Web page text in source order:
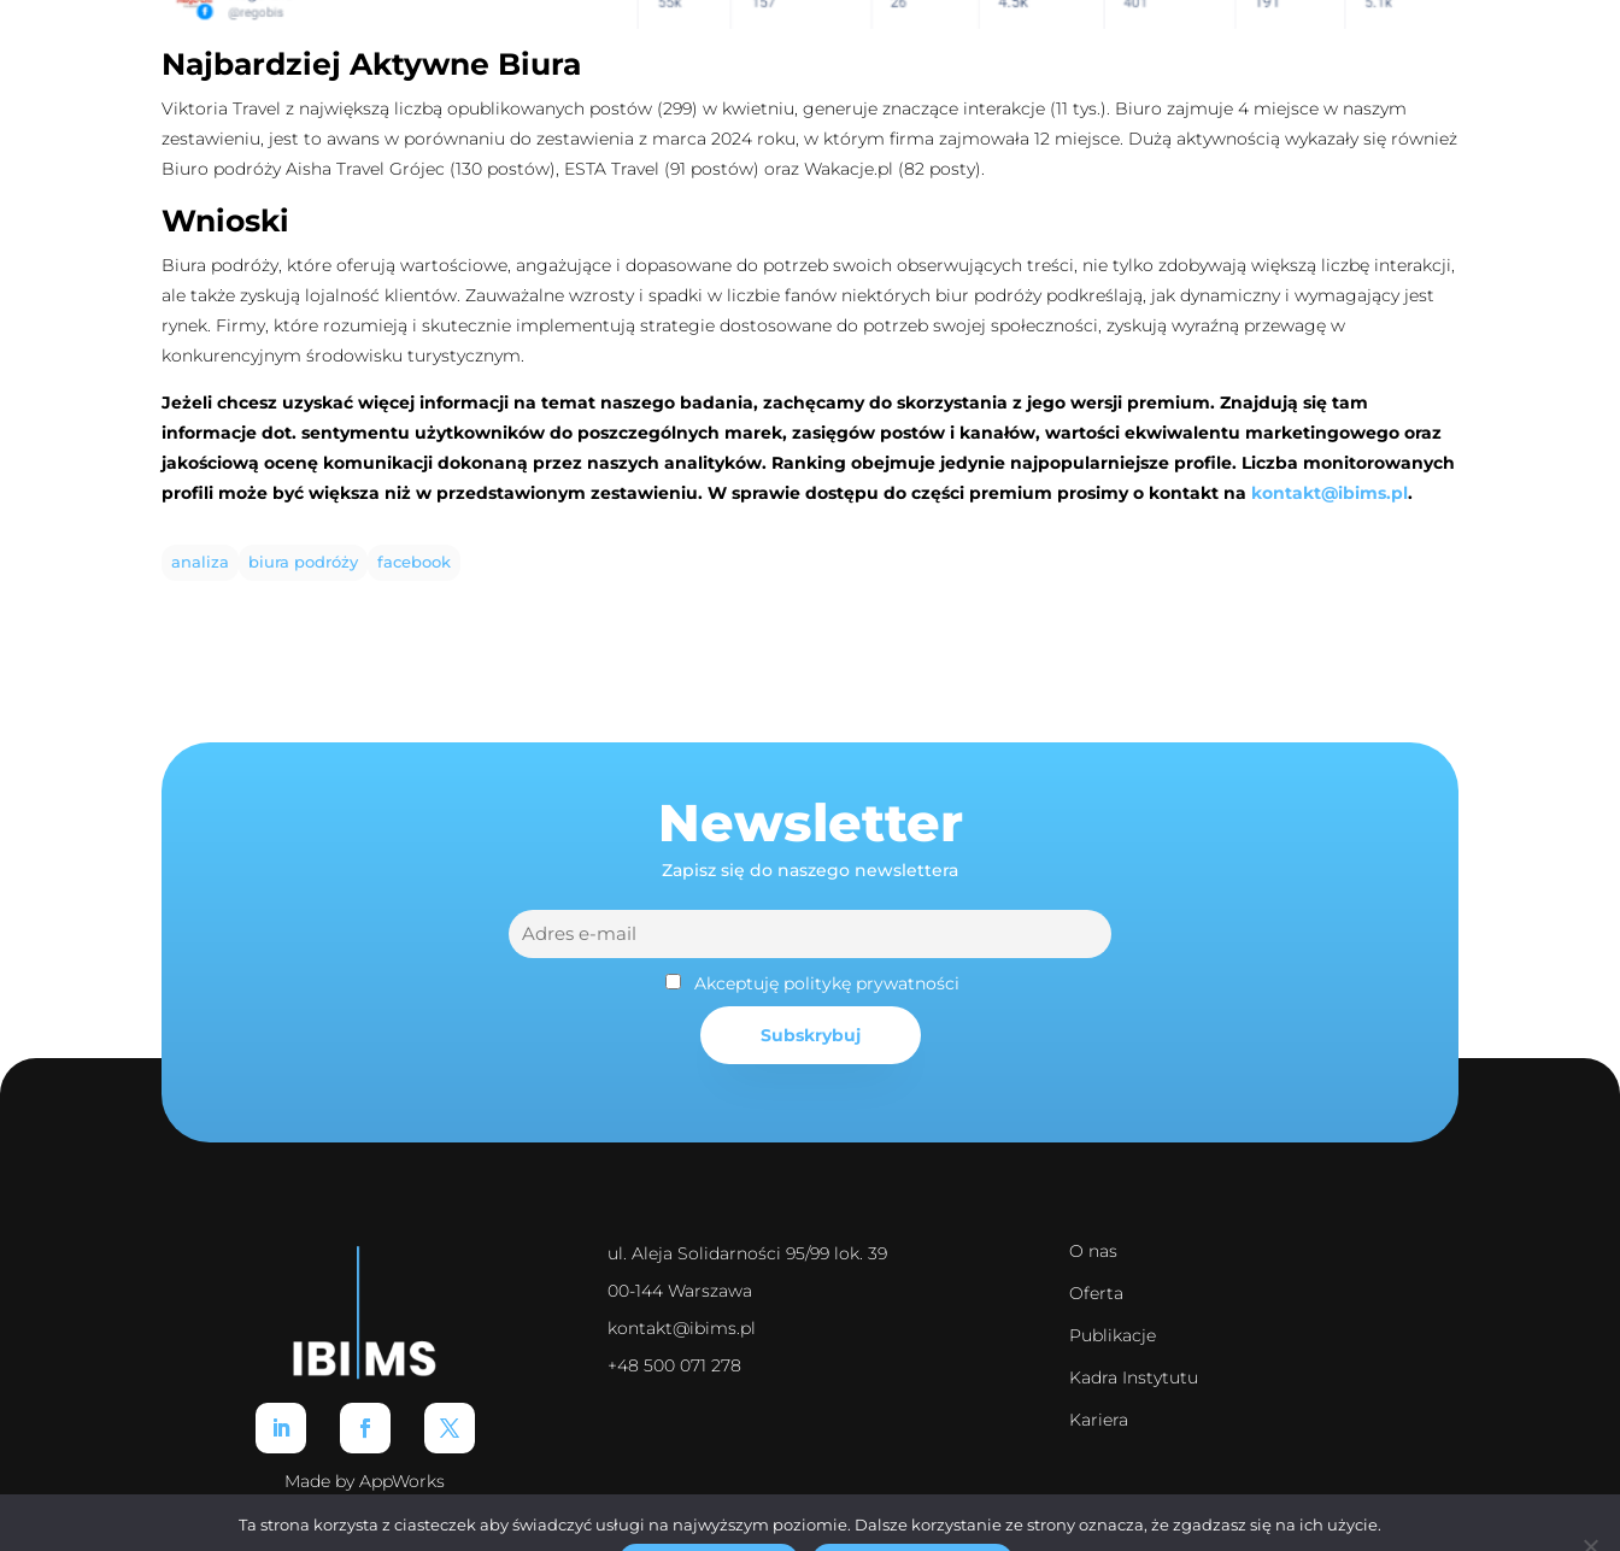
Najbardziej Aktywne Biura
Viktoria Travel z największą liczbą opublikowanych postów (299) w kwietniu, generuje znaczące interakcje (11 tys.). Biuro zajmuje 4 miejsce w naszym
zestawieniu, jest to awans w porównaniu do zestawienia z marca 2024 roku, w którym firma zajmowała 12 miejsce. Dużą aktywnością wykazały się również
Biuro podróży Aisha Travel Grójec (130 postów), ESTA Travel (91 postów) oraz Wakacje.pl (82 posty).
Wnioski
Biura podróży, które oferują wartościowe, angażujące i dopasowane do potrzeb swoich obserwujących treści, nie tylko zdobywają większą liczbę interakcji,
ale także zyskują lojalność klientów. Zauważalne wzrosty i spadki w liczbie fanów niektórych biur podróży podkreślają, jak dynamiczny i wymagający jest
rynek. Firmy, które rozumieją i skutecznie implementują strategie dostosowane do potrzeb swojej społeczności, zyskują wyraźną przewagę w
konkurencyjnym środowisku turystycznym.
Jeżeli chcesz uzyskać więcej informacji na temat naszego badania, zachęcamy do skorzystania z jego wersji premium. Znajdują się tam
informacje dot. sentymentu użytkowników do poszczególnych marek, zasięgów postów i kanałów, wartości ekwiwalentu marketingowego oraz
jakościową ocenę komunikacji dokonaną przez naszych analityków. Ranking obejmuje jedynie najpopularniejsze profile. Liczba monitorowanych
profili może być większa niż w przedstawionym zestawieniu. W sprawie dostępu do części premium prosimy o kontakt na kontakt@ibims.pl.
analiza biura podróży facebook
Newsletter
Zapisz się do naszego newslettera
Akceptuję politykę prywatności
Made by AppWorks
ul. Aleja Solidarności 95/99 lok. 39
00-144 Warszawa
kontakt@ibims.pl
+48 500 071 278
O nas
Oferta
Publikacje
Kadra Instytutu
Kariera
Ta strona korzysta z ciasteczek aby świadczyć usługi na najwyższym poziomie. Dalsze korzystanie ze strony oznacza, że zgadzasz się na ich użycie.